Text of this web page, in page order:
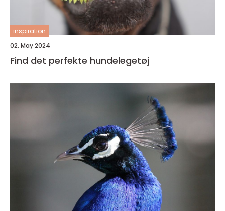
inspiration
02. May 2024
Find det perfekte hundelegetøj